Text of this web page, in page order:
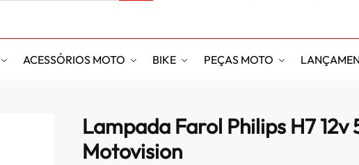
ACESSÓRIOS MOTO BIKE PEÇAS MOTO
Lampada Farol Philips H7 12v
Motovision